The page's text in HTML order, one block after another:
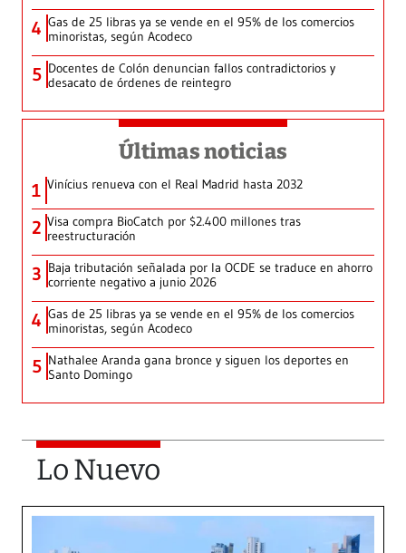
4 Gas de 25 libras ya se vende en el 95% de los comercios
minoristas, según Acodeco
5 Docentes de Colón denuncian fallos contradictorios y
desacato de órdenes de reintegro
Últimas noticias
1 Vinícius renueva con el Real Madrid hasta 2032
2 Visa compra BioCatch por $2.400 millones tras
reestructuración
3 Baja tributación señalada por la OCDE se traduce en ahorro
corriente negativo a junio 2026
4 Gas de 25 libras ya se vende en el 95% de los comercios
minoristas, según Acodeco
5 Nathalee Aranda gana bronce y siguen los deportes en
Santo Domingo
Lo Nuevo